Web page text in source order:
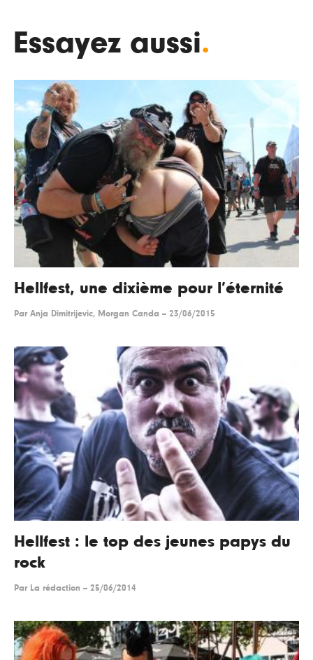
Essayez aussi.
Hellfest, une dixième pour l’éternité
Par Anja Dimitrijevic, Morgan Canda -- 23/06/2015
Hellfest : le top des jeunes papys du
rock
Par La rédaction -- 25/06/2014